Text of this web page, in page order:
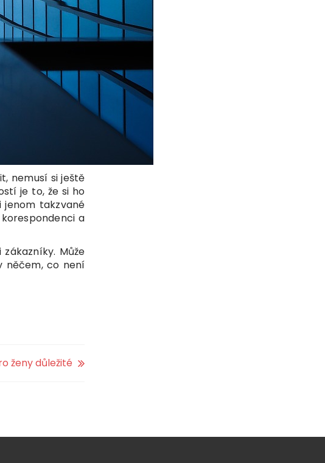
nemusí si ještě
je to, že si ho
takzvané
a
Může
něčem, co není
ženy důležité